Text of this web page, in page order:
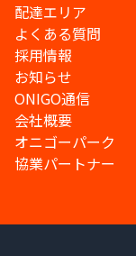
配達エリア
よくある質問
採用情報
お知らせ
ONIGO通信
会社概要
オニゴーパーク
協業パートナー